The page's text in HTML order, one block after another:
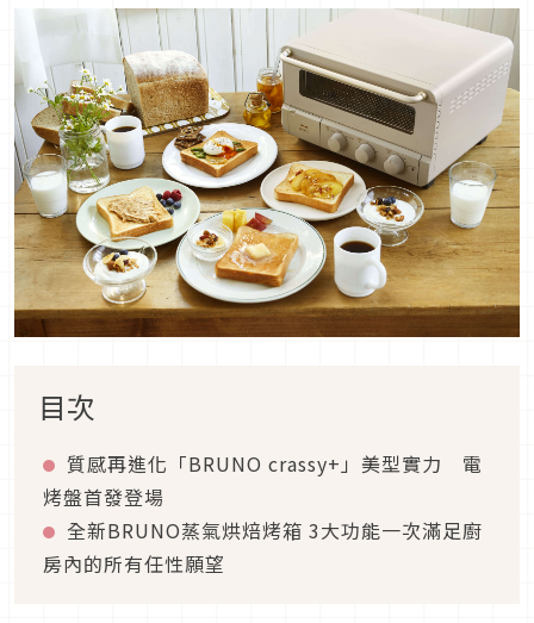
目次
質感再進化「BRUNO crassy+」美型實力 電
烤盤首發登場
全新BRUNO蒸氣烘焙烤箱 3大功能一次滿足廚
房內的所有任性願望